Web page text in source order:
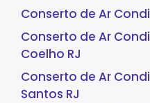
Conserto de Ar
Conserto de Ar
Coelho RJ
Conserto de Ar
Santos RJ